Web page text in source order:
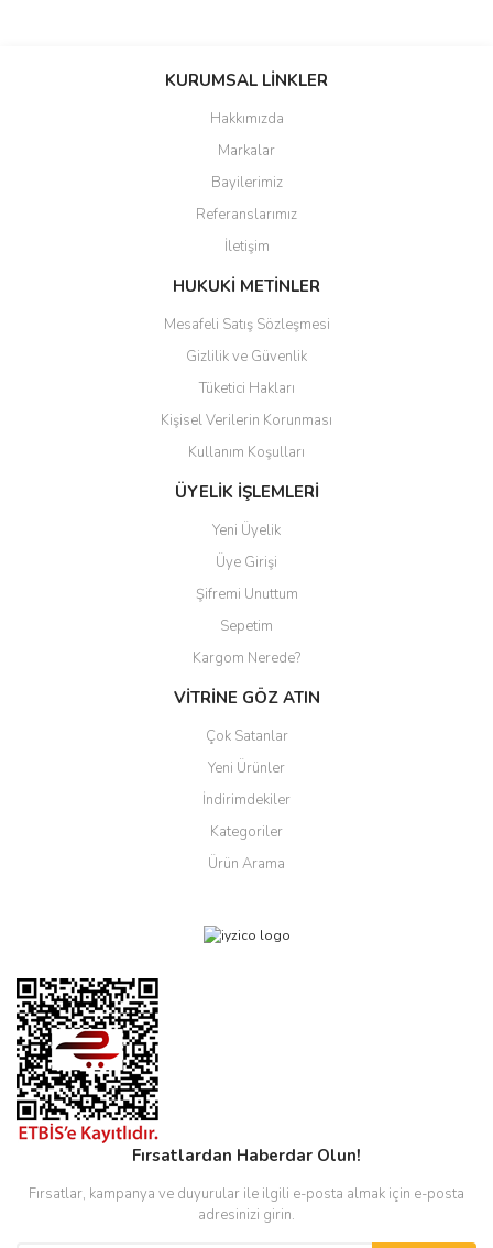
tarafımıza iletebilirsiniz.
Ürün resmi kalitesiz, bozuk veya görüntülenemiyor.
Ürün açıklamasında eksik bilgiler bulunuyor.
Ürün bilgilerinde hatalar bulunuyor.
Ürün fiyatı diğer sitelerden daha pahalı.
Bu ürüne benzer farklı alternatifler olmalı.
Gönder
KURUMSAL LİNKLER
Hakkımızda
Markalar
Bayilerimiz
Referanslarımız
İletişim
HUKUKİ METİNLER
Mesafeli Satış Sözleşmesi
Gizlilik ve Güvenlik
Tüketici Hakları
Kişisel Verilerin Korunması
Kullanım Koşulları
ÜYELİK İŞLEMLERİ
Yeni Üyelik
Üye Girişi
Şifremi Unuttum
Sepetim
Kargom Nerede?
VİTRİNE GÖZ ATIN
Çok Satanlar
Yeni Ürünler
İndirimdekiler
Kategoriler
Ürün Arama
Fırsatlardan Haberdar Olun!
Fırsatlar, kampanya ve duyurular ile ilgili e-posta almak için e-posta
adresinizi girin.